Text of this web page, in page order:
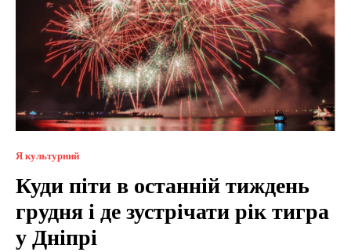
Я культурний
Куди піти в останній тиждень
грудня і де зустрічати рік тигра
у Дніпрі